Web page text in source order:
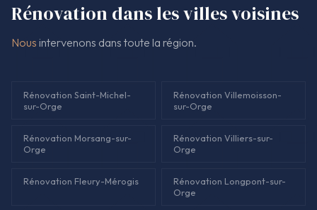
Rénovation dans les villes voisines
Nous intervenons dans toute la région.
Rénovation Saint-Michel-
sur-Orge
Rénovation Villemoisson-
sur-Orge
Rénovation Morsang-sur-
Orge
Rénovation Villiers-sur-
Orge
Rénovation Fleury-Mérogis
Rénovation Longpont-sur-
Orge